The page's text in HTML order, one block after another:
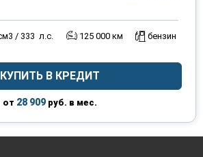
/ 333 л.с. 125 000 км бензин
КУПИТЬ В КРЕДИТ
от 28 909 руб. в мес.